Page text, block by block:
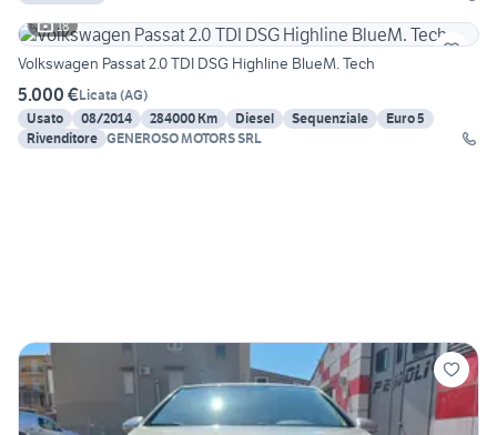
18
Volkswagen Passat 2.0 TDI DSG Highline BlueM. Tech
5.000 €Licata (AG)
Usato
08/2014 284000 Km Diesel Sequenziale
Euro 5
Rivenditore GENEROSO MOTORS SRL